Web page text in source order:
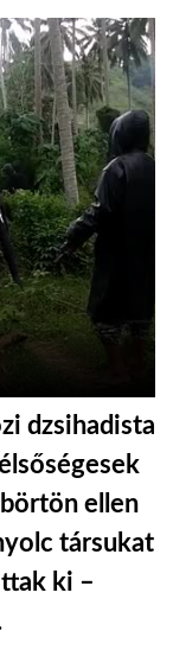
dzsihadista
ellen
társukat
ki –